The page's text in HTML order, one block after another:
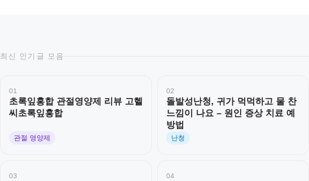
최신 인기글 모음
01
초록잎홍합 관절영양제 리뷰 고헬
씨초록잎홍합
관절 영양제
02
돌발성난청, 귀가 먹먹하고 물 찬
느낌이 나요 – 원인 증상 치료 예
방법
난청
03 04